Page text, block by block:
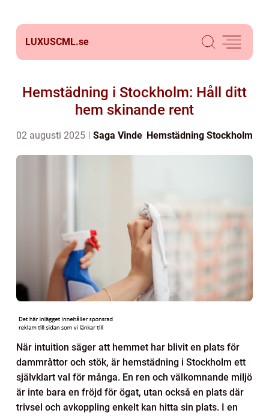
LUXUSCML.se
Hemstädning i Stockholm: Håll ditt
hem skinande rent
02 augusti 2025 Saga Vinde Hemstädning Stockholm
När intuition säger att hemmet har blivit en plats för
dammråttor och stök, är hemstädning i Stockholm ett
självklart val för många. En ren och välkomnande miljö
är inte bara en fröjd för ögat, utan också en plats där
trivsel och avkoppling enkelt kan hitta sin plats. I en